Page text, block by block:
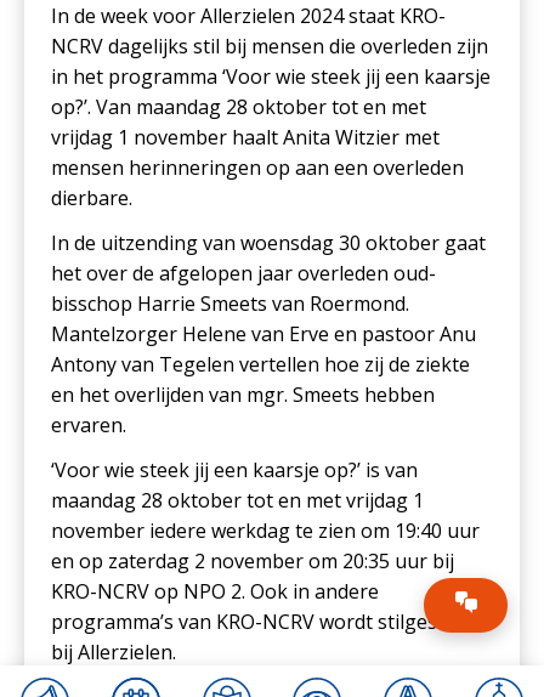
In de week voor Allerzielen 2024 staat KRO-
NCRV dagelijks stil bij mensen die overleden zijn
in het programma ‘Voor wie steek jij een kaarsje
op?’. Van maandag 28 oktober tot en met
vrijdag 1 november haalt Anita Witzier met
mensen herinneringen op aan een overleden
dierbare.
In de uitzending van woensdag 30 oktober gaat
het over de afgelopen jaar overleden oud-
bisschop Harrie Smeets van Roermond.
Mantelzorger Helene van Erve en pastoor Anu
Antony van Tegelen vertellen hoe zij de ziekte
en het overlijden van mgr. Smeets hebben
ervaren.
‘Voor wie steek jij een kaarsje op?’ is van
maandag 28 oktober tot en met vrijdag 1
november iedere werkdag te zien om 19:40 uur
en op zaterdag 2 november om 20:35 uur bij
KRO-NCRV op NPO 2. Ook in andere
programma’s van KRO-NCRV wordt stilgestaan
bij Allerzielen.